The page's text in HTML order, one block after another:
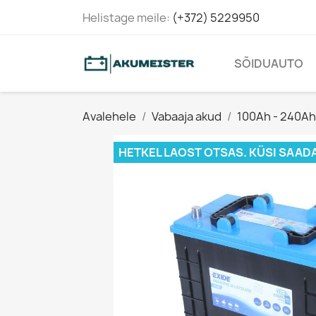
Helistage meile: (+372) 5229950
SÕIDUAUTO
Avalehele Vabaaja akud 100Ah - 240Ah
HETKEL LAOST OTSAS. KÜSI